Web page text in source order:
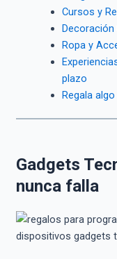
Cursos y
Decoración
Ropa y
plazo
Regala
Gadgets
nunca falla